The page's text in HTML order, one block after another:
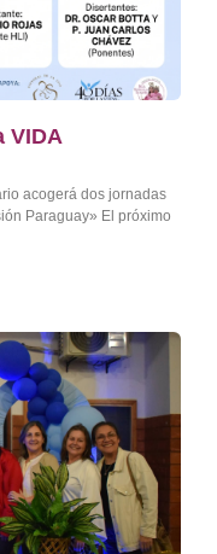
VIDA
acogerá dos jornadas
Paraguay» El próximo